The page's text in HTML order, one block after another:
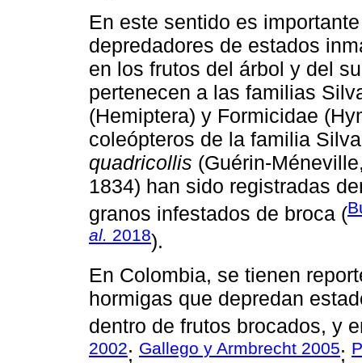
En este sentido es
depredadores de estados
en los frutos del árbol y del
pertenecen a las familias
(Hemiptera) y Formicidae
coleópteros de la familia
quadricollis (Guérin-
1834) han sido registradas
granos infestados de broca (
al. 2018).
En Colombia, se tienen
hormigas que depredan
dentro de frutos brocados, y
2002; Gallego y Armbrecht 2005;